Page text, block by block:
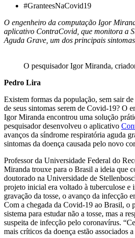
#GranteesNaCovid19
O engenheiro da computação Igor
aplicativo ContraCovid, que monitora a
Aguda Grave, um dos principais
O pesquisador Igor Miranda,
Pedro Lira
Existem formas da população, sem sair
de seus sintomas serem de Covid-19? O
Igor Miranda encontrou uma solução
pesquisador desenvolveu o aplicativo
avanços da síndrome respiratória aguda
sintomas da doença causada pelo novo
Professor da Universidade Federal do
Miranda trouxe para o Brasil a ideia que
doutorado na Universidade de
projeto inicial era voltado à tuberculose e
gravação da tosse, o avanço da infecção
Com a chegada da Covid-19 ao Brasil, o
sistema para estudar não a tosse, mas a
suspeita de infecção pelo coronavírus.
mais críticos da doença estão associados